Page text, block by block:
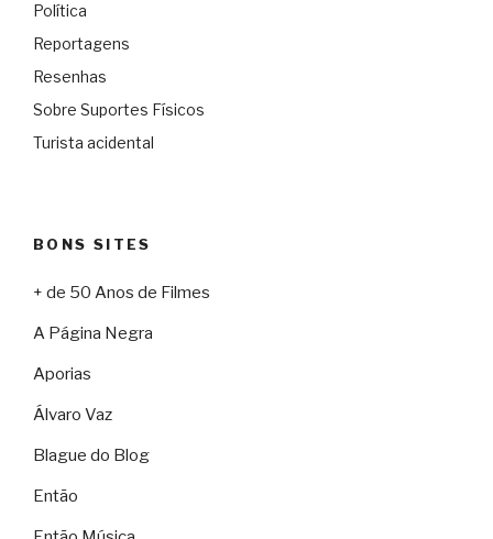
Política
Reportagens
Resenhas
Sobre Suportes Físicos
Turista acidental
BONS SITES
+ de 50 Anos de Filmes
A Página Negra
Aporias
Álvaro Vaz
Blague do Blog
Então